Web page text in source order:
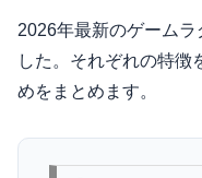
2026年最新のゲーム
した。それぞれの特徴
めをまとめます。